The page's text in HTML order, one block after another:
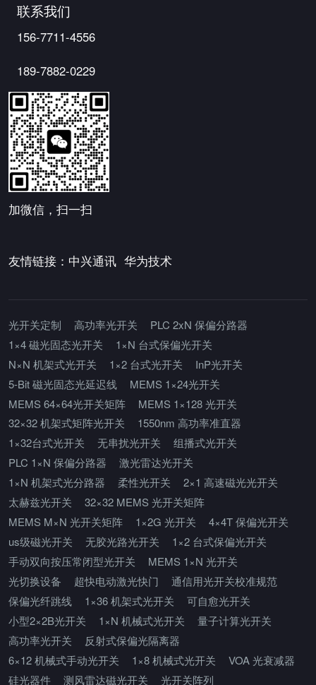
联系我们
156-7711-4556
189-7882-0229
加微信，扫一扫
友情链接： 中兴通讯 华为技术
光开关定制 高功率光开关
PLC 2xN 保偏分路器
1×4 磁光固态光开关
1×N 台式保偏光开关
N×N 机架式光开关
1×2 台式光开关
InP光开关
5-Bit 磁光固态光延迟线
MEMS 1×24光开关
MEMS 64×64光开关矩阵
MEMS 1×128 光开关
32×32 机架式矩阵光开关
1550nm 高功率准直器
1×32台式光开关
无串扰光开关
组播式光开关
PLC 1×N 保偏分路器
激光雷达光开关
1×N 机架式光分路器
柔性光开关
2×1 高速磁光光开关
太赫兹光开关
32×32 MEMS 光开关矩阵
MEMS M×N 光开关矩阵
1×2G 光开关
4×4T 保偏光开关
us级磁光开关
无胶光路光开关
1×2 台式保偏光开关
手动双向按压常闭型光开关
MEMS 1×N 光开关
光切换设备
超快电动激光快门
通信用光开关校准规范
保偏光纤跳线
1×36 机架式光开关
可自愈光开关
小型2×2B光开关
1×N 机械式光开关
量子计算光开关
高功率光开关
反射式保偏光隔离器
6×12 机械式手动光开关
1×8 机械式光开关
VOA 光衰减器
硅光器件
测风雷达磁光开关 光开关阵列